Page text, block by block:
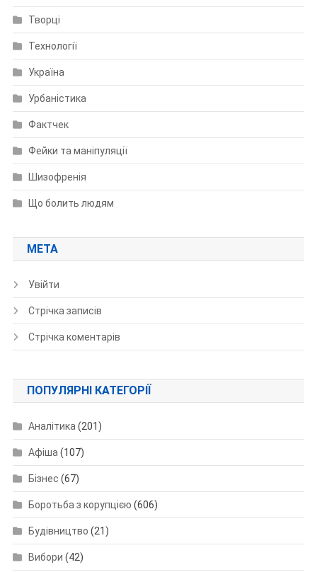
Творці
Технології
Україна
Урбаністика
Фактчек
Фейки та маніпуляції
Шизофренія
Що болить людям
МЕТА
Увійти
Стрічка записів
Стрічка коментарів
ПОПУЛЯРНІ КАТЕГОРІЇ
Аналітика (201)
Афіша (107)
Бізнес (67)
Боротьба з корупцією (606)
Будівництво (21)
Вибори (42)